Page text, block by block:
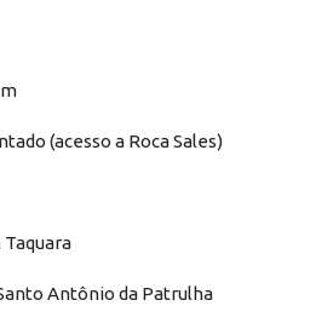
(acesso a Roca Sales)
Taquara
Antônio da Patrulha